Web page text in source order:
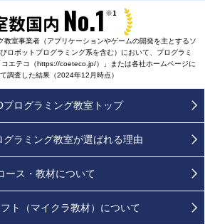
数国内 No.1 ※1
室事業者（アプリケーションやゲームの開発を主とするソ
ロボットプログラミング系を含む）において、プログラミ
エテコ（https://coeteco.jp/）」または各社ホームページに
調査した結果（2024年12月時点）
プログラミング教室トップ
グラミング教室が選ばれる理由
ース・教材について
ト（マイクラ教材）について